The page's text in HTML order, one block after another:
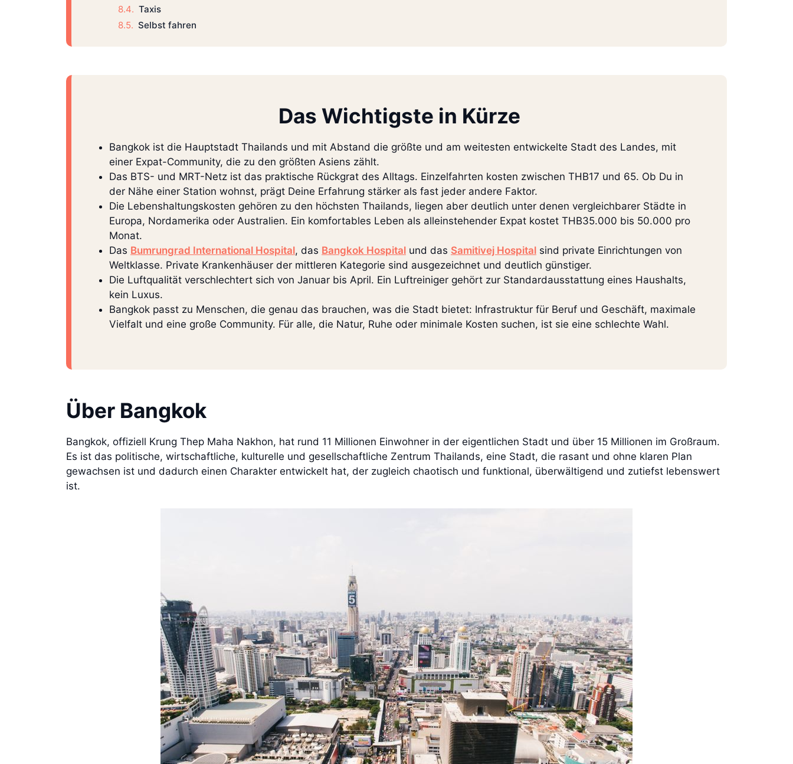
Taxis
Selbst fahren
Das Wichtigste in Kürze
Bangkok ist die Hauptstadt Thailands und mit Abstand die größte und am weitesten entwickelte Stadt des Landes, mit
einer Expat-Community, die zu den größten Asiens zählt.
Das BTS- und MRT-Netz ist das praktische Rückgrat des Alltags. Einzelfahrten kosten zwischen THB17 und 65. Ob Du in
der Nähe einer Station wohnst, prägt Deine Erfahrung stärker als fast jeder andere Faktor.
Die Lebenshaltungskosten gehören zu den höchsten Thailands, liegen aber deutlich unter denen vergleichbarer Städte in
Europa, Nordamerika oder Australien. Ein komfortables Leben als alleinstehender Expat kostet THB35.000 bis 50.000 pro
Monat.
Das Bumrungrad International Hospital, das Bangkok Hospital und das Samitivej Hospital sind private Einrichtungen von
Weltklasse. Private Krankenhäuser der mittleren Kategorie sind ausgezeichnet und deutlich günstiger.
Die Luftqualität verschlechtert sich von Januar bis April. Ein Luftreiniger gehört zur Standardausstattung eines Haushalts,
kein Luxus.
Bangkok passt zu Menschen, die genau das brauchen, was die Stadt bietet: Infrastruktur für Beruf und Geschäft, maximale
Vielfalt und eine große Community. Für alle, die Natur, Ruhe oder minimale Kosten suchen, ist sie eine schlechte Wahl.
Über Bangkok
Bangkok, offiziell Krung Thep Maha Nakhon, hat rund 11 Millionen Einwohner in der eigentlichen Stadt und über 15 Millionen im Großraum.
Es ist das politische, wirtschaftliche, kulturelle und gesellschaftliche Zentrum Thailands, eine Stadt, die rasant und ohne klaren Plan
gewachsen ist und dadurch einen Charakter entwickelt hat, der zugleich chaotisch und funktional, überwältigend und zutiefst lebenswert
ist.